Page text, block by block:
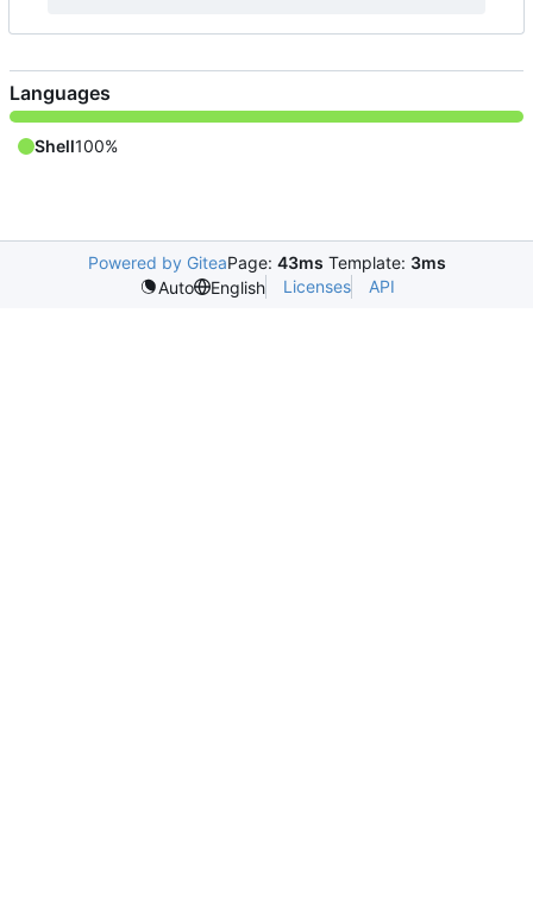
Languages
Shell100%
Powered by GiteaPage: 43ms Template: 3ms
Auto
English Licenses API